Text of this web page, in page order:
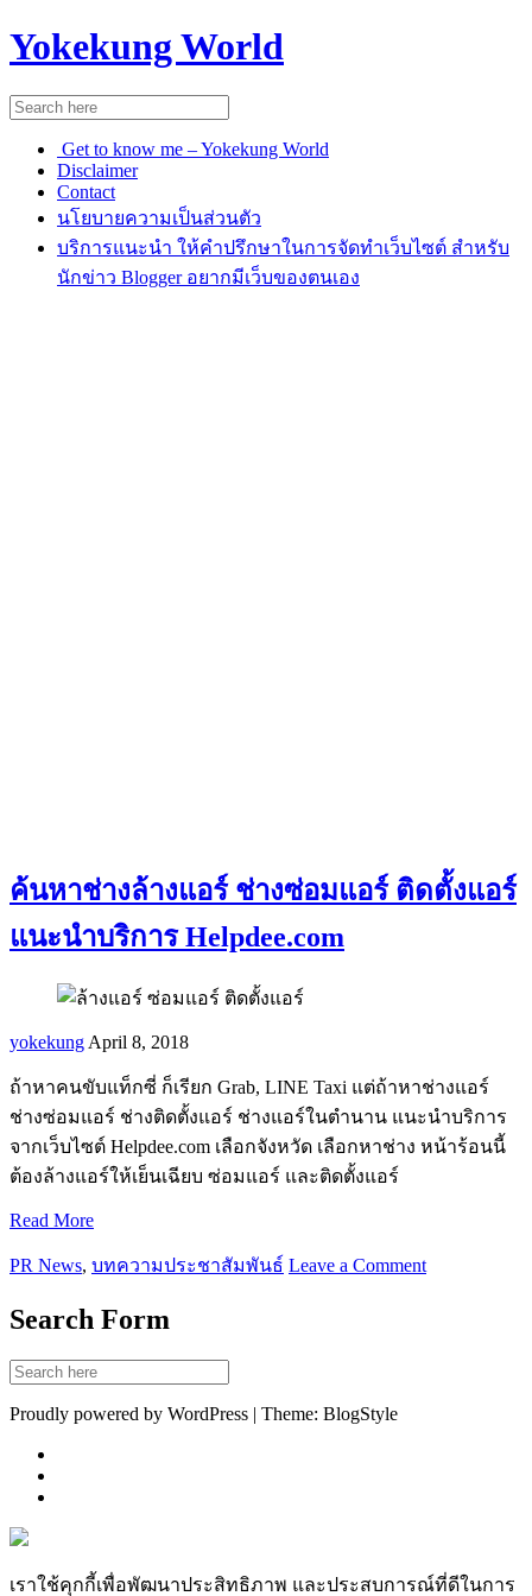
Yokekung World
Get to know me – Yokekung World
Disclaimer
Contact
นโยบายความเป็นส่วนตัว
บริการแนะนำ ให้คำปรึกษาในการจัดทำเว็บไซต์ สำหรับ
นักข่าว Blogger อยากมีเว็บของตนเอง
ค้นหาช่างล้างแอร์ ช่างซ่อมแอร์ ติดตั้งแอร์
แนะนำบริการ Helpdee.com
yokekung April 8, 2018
ถ้าหาคนขับแท็กซี่ ก็เรียก Grab, LINE Taxi แต่ถ้าหาช่างแอร์
ช่างซ่อมแอร์ ช่างติดตั้งแอร์ ช่างแอร์ในตำนาน แนะนำบริการ
จากเว็บไซต์ Helpdee.com เลือกจังหวัด เลือกหาช่าง หน้าร้อนนี้
ต้องล้างแอร์ให้เย็นเฉียบ ซ่อมแอร์ และติดตั้งแอร์
Read More
PR News, บทความประชาสัมพันธ์ Leave a Comment
Search Form
Proudly powered by WordPress | Theme: BlogStyle
เราใช้คุกกี้เพื่อพัฒนาประสิทธิภาพ และประสบการณ์ที่ดีในการ